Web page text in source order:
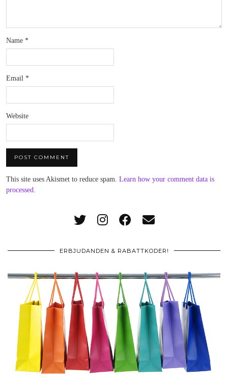
Name *
Email *
Website
This site uses Akismet to reduce spam. Learn how your comment data is
processed.
ERBJUDANDEN & RABATTKODER!